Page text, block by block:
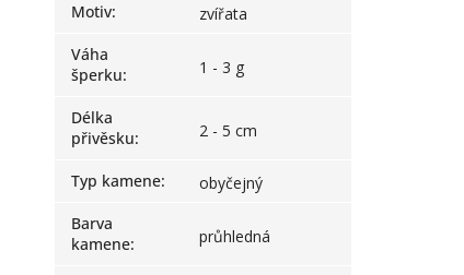
Motiv:
zvířata
Váha
šperku: 1 - 3 g
Délka
přivěsku: 2 - 5 cm
Typ kamene:
obyčejný
Barva
kamene: průhledná